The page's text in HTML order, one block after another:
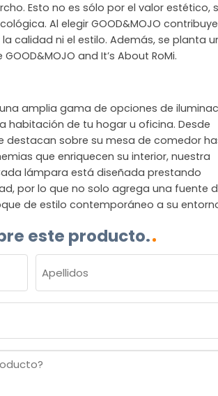
Esto no es sólo por el valor estético,
Al elegir GOOD&MOJO
calidad ni el estilo. Además, se planta
and It’s About RoMi.
amplia gama de opciones de
habitación de tu hogar u oficina. Desde
destacan sobre su mesa de comedor
que enriquecen su interior, nuestra
lámpara está diseñada prestando
por lo que no solo agrega una fuente
de estilo contemporáneo a su
este producto.
Apellidos